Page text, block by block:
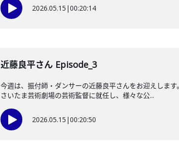
2026.05.15 |00:20:14
近藤良平さん Episode_3
今週は、振付師・ダンサーの近藤良平さんをお迎えしま
さいたま芸術劇場の芸術監督に就任し、様々な公...
2026.05.15 |00:20:50